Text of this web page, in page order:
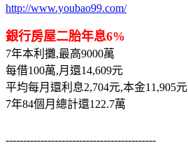
http://www.youbao99.com/
銀行房屋二胎年息6%
7年本利攤,最高9000萬
每借100萬,月還14,609元
平均每月還利息2,704元,本金11,905元
7年84個月總計還122.7萬
-------------------------------------------